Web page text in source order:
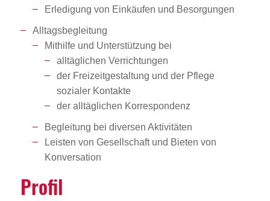
Erledigung von Einkäufen und Besorgungen
Alltagsbegleitung
Mithilfe und Unterstützung bei
alltäglichen Verrichtungen
der Freizeitgestaltung und der Pflege
sozialer Kontakte
der alltäglichen Korrespondenz
Begleitung bei diversen Aktivitäten
Leisten von Gesellschaft und Bieten von
Konversation
Profil